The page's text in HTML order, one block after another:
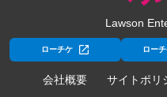
Lawson
ローチケ ロー
会社概要 サイトポリ